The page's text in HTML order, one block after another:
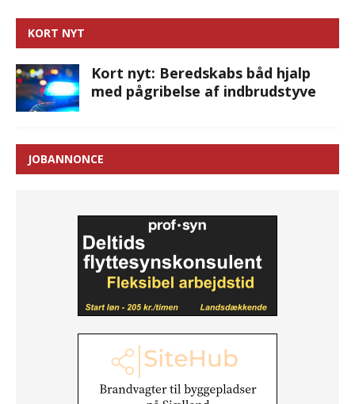
KORT NYT
Kort nyt: Beredskabs båd hjalp
med pågribelse af indbrudstyve
JOBANNONCE